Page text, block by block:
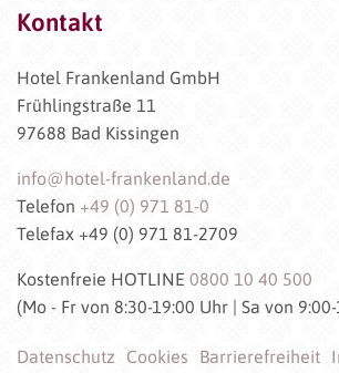
Kontakt
Hotel Frankenland GmbH
Frühlingstraße 11
97688 Bad Kissingen
info@hotel-frankenland.de
Telefon +49 (0) 971 81-0
Telefax +49 (0) 971 81-2709
Kostenfreie HOTLINE 0800 10 40 500
(Mo - Fr von 8:30-19:00 Uhr | Sa von
Datenschutz Cookies Barrierefreiheit